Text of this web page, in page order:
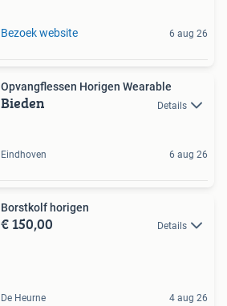
Bezoek website 6 aug 26
Opvangflessen Horigen Wearable
Bieden Details
Eindhoven 6 aug 26
Borstkolf horigen
€ 150,00 Details
De Heurne 4 aug 26